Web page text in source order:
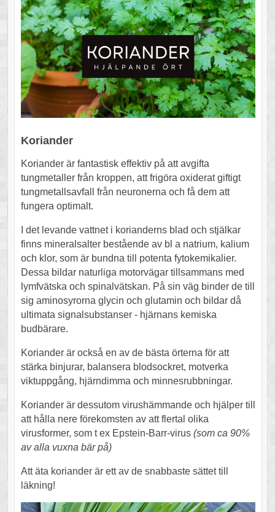
Koriander
Koriander är fantastisk effektiv på att avgifta
tungmetaller från kroppen, att frigöra oxiderat giftigt
tungmetallsavfall från neuronerna och få dem att
fungera optimalt.
I det levande vattnet i korianderns blad och stjälkar
finns mineralsalter bestående av bl a natrium, kalium
och klor, som är bundna till potenta fytokemikalier.
Dessa bildar naturliga motorvägar tillsammans med
lymfvätska och spinalvätskan. På sin väg binder de till
sig aminosyrorna glycin och glutamin och bildar då
ultimata signalsubstanser - hjärnans kemiska
budbärare.
Koriander är också en av de bästa örterna för att
stärka binjurar, balansera blodsockret, motverka
viktuppgång, hjärndimma och minnesrubbningar.
Koriander är dessutom virushämmande och hjälper till
att hålla nere förekomsten av att flertal olika
virusformer, som t ex Epstein-Barr-virus (som ca 90%
av alla vuxna bär på)
Att äta koriander är ett av de snabbaste sättet till
läkning!